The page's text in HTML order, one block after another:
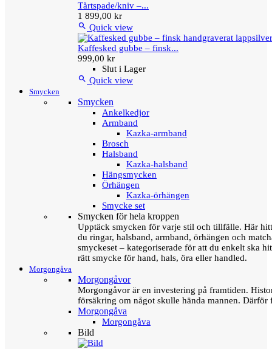
Tårtspade/kniv –...
1 899,00 kr
 Quick view
Kaffesked gubbe – finsk...
999,00 kr
Slut i Lager
 Quick view
Smycken
Smycken
Ankelkedjor
Armband
Kazka-armband
Brosch
Halsband
Kazka-halsband
Hängsmycken
Örhängen
Kazka-örhängen
Smycke set
Smycken för hela kroppen
Upptäck smycken för varje stil och tillfälle. Här
du ringar, halsband, armband, örhängen och
smyckeset – kategoriserade för att du enkelt ska
rätt smycke för hand, hals, öra eller handled.
Morgongåva
Morgongåvor
Morgongåvor är en investering på framtiden.
försäkring om något skulle hända mannen.
Morgongåva
Morgongåva
Bild